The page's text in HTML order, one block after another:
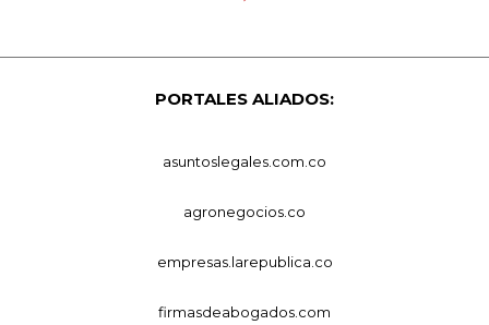
PORTALES ALIADOS:
asuntoslegales.com.co
agronegocios.co
empresas.larepublica.co
firmasdeabogados.com